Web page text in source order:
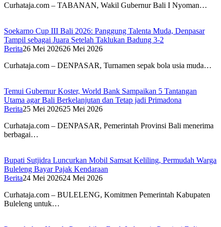
Curhataja.com – TABANAN, Wakil Gubernur Bali I Nyoman…
Soekarno Cup III Bali 2026: Panggung Talenta Muda, Denpasar
Tampil sebagai Juara Setelah Taklukan Badung 3-2
Berita26 Mei 202626 Mei 2026
Curhataja.com – DENPASAR, Turnamen sepak bola usia muda…
Temui Gubernur Koster, World Bank Sampaikan 5 Tantangan
Utama agar Bali Berkelanjutan dan Tetap jadi Primadona
Berita25 Mei 202625 Mei 2026
Curhataja.com – DENPASAR, Pemerintah Provinsi Bali menerima
berbagai…
Bupati Sutjidra Luncurkan Mobil Samsat Keliling, Permudah Warga
Buleleng Bayar Pajak Kendaraan
Berita24 Mei 202624 Mei 2026
Curhataja.com – BULELENG, Komitmen Pemerintah Kabupaten
Buleleng untuk…